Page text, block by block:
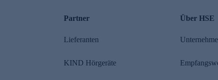
Partner
Lieferanten
KIND Hörgeräte
Über HSE